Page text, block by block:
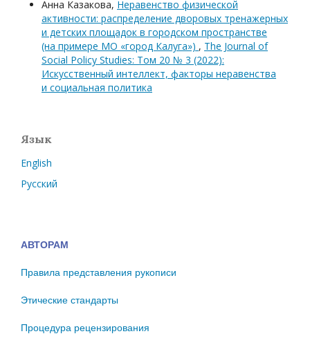
Анна Казакова, Неравенство физической
активности: распределение дворовых тренажерных
и детских площадок в городском пространстве
(на примере МО «город Калуга») , The Journal of
Social Policy Studies: Том 20 № 3 (2022):
Искусственный интеллект, факторы неравенства
и социальная политика
Язык
English
Русский
АВТОРАМ
Правила представления рукописи
Этические стандарты
Процедура рецензирования